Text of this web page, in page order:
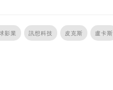
影業 訊想科技 皮克斯 盧卡斯